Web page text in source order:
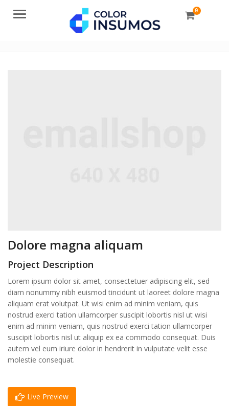
Menu 0
Dolore magna aliquam
Project Description
Lorem ipsum dolor sit amet, consectetuer adipiscing elit, sed
diam nonummy nibh euismod tincidunt ut laoreet dolore magna
aliquam erat volutpat. Ut wisi enim ad minim veniam, quis
nostrud exerci tation ullamcorper suscipit lobortis nisl ut wisi
enim ad minim veniam, quis nostrud exerci tation ullamcorper
suscipit lobortis nisl ut aliquip ex ea commodo consequat. Duis
autem vel eum iriure dolor in hendrerit in vulputate velit esse
molestie consequat.
Live Preview